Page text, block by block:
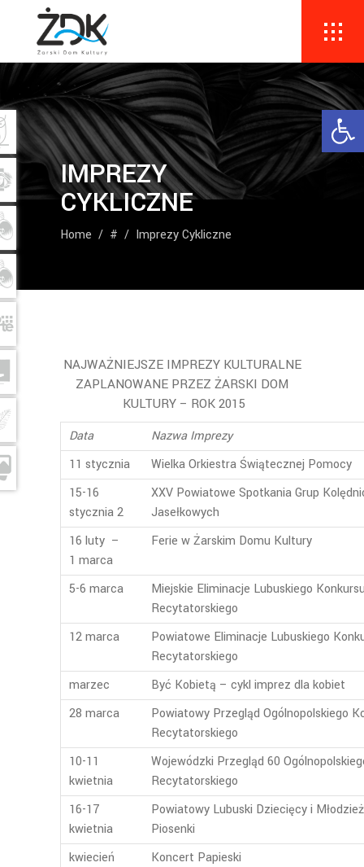
IMPREZY
CYKLICZNE
Home / # / Imprezy Cykliczne
NAJWAŻNIEJSZE IMPREZY KULTURALNE
ZAPLANOWANE PRZEZ ŻARSKI DOM
KULTURY – ROK 2015
Data
Nazwa Imprezy
11 stycznia
Wielka Orkiestra Świątecznej Pomocy
15-16
stycznia 2
XXV Powiatowe Spotkania Grup
Jasełkowych
16 luty –
1 marca
Ferie w Żarskim Domu Kultury
5-6 marca
Miejskie Eliminacje Lubuskiego
Recytatorskiego
12 marca
Powiatowe Eliminacje Lubuskiego
Recytatorskiego
marzec
Być Kobietą – cykl imprez dla kobiet
28 marca
Powiatowy Przegląd Ogólnopolskiego
Recytatorskiego
10-11
kwietnia
Wojewódzki Przegląd 60
Recytatorskiego
16-17
kwietnia
Powiatowy Lubuski Dziecięcy i
Piosenki
kwiecień
Koncert Papieski